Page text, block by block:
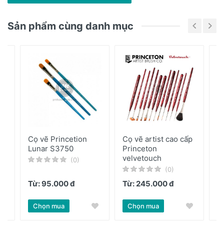
Sản phẩm cùng danh mục
Cọ vẽ Princetion
Lunar S3750
(0)
Từ: 95.000 đ
Chọn mua
Cọ vẽ artist cao cấp
Princeton
velvetouch
(0)
Từ: 245.000 đ
Chọn mua